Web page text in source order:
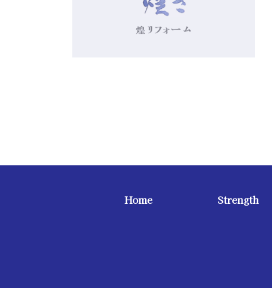
Home Strength